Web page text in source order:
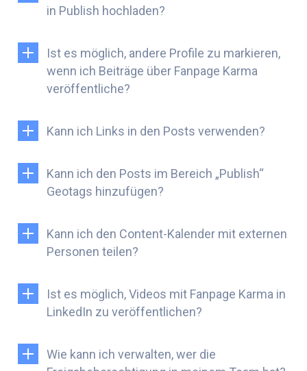
in Publish hochladen?
Ist es möglich, andere Profile zu markieren,
wenn ich Beiträge über Fanpage Karma
veröffentliche?
Kann ich Links in den Posts verwenden?
Kann ich den Posts im Bereich „Publish“
Geotags hinzufügen?
Kann ich den Content-Kalender mit externen
Personen teilen?
Ist es möglich, Videos mit Fanpage Karma in
LinkedIn zu veröffentlichen?
Wie kann ich verwalten, wer die